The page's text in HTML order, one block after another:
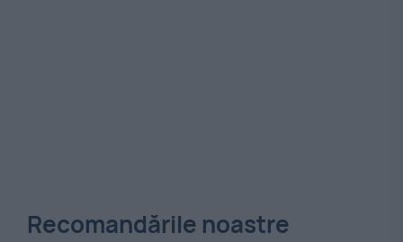
Recomandările noastre